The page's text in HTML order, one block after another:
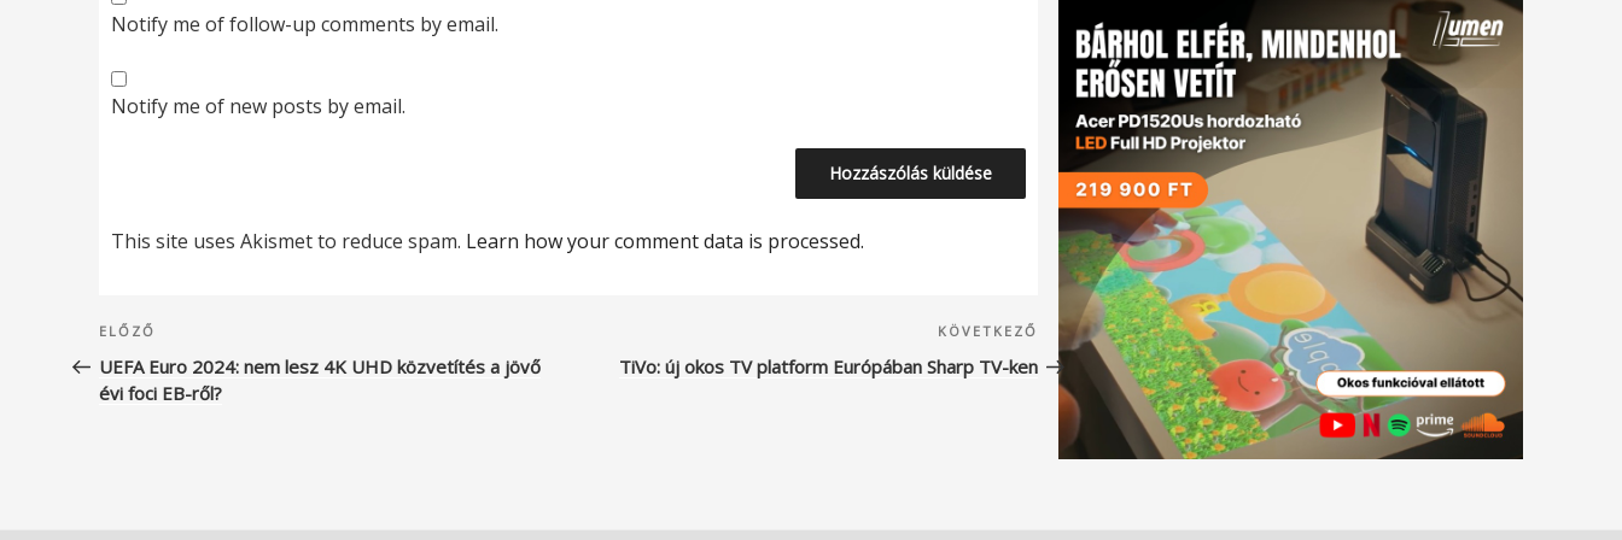
Notify me of follow-up comments by email.
Notify me of new posts by email.
This site uses Akismet to reduce spam. Learn how your comment data is processed.
Bejegyzés
navigáció
Korábbi
bejegyzés
ELŐZŐ
UEFA Euro 2024: nem lesz 4K UHD közvetítés a jövő
évi foci EB-ről?
Következő
bejegyzés
KÖVETKEZŐ
TiVo: új okos TV platform Európában Sharp TV-ken